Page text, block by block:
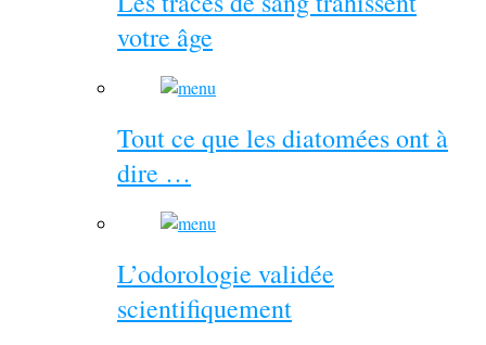
votre âge
Tout ce que les diatomées ont à
dire …
L’odorologie validée
scientifiquement